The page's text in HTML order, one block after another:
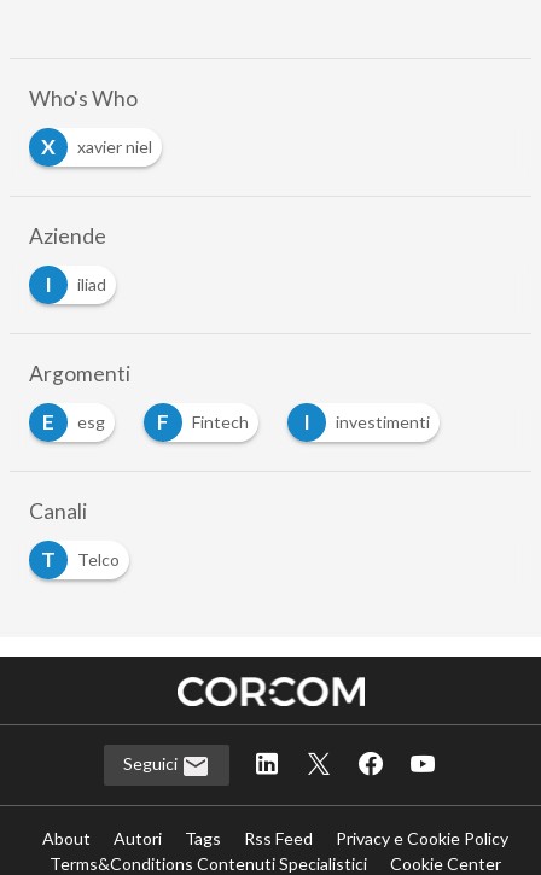
Who's Who
X
xavier niel
Aziende
I
iliad
Argomenti
E
esg F Fintech I investimenti
Canali
T
Telco
Seguici
About Autori Tags Rss Feed
Privacy e Cookie Policy
Terms&Conditions Contenuti Specialistici
Cookie Center